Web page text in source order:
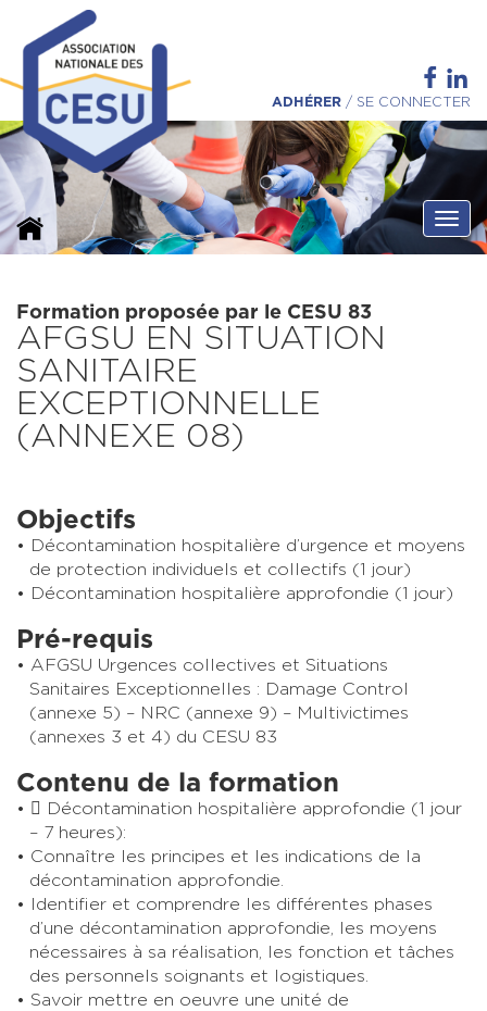
ADHÉRER / SE CONNECTER
Formation proposée par le CESU 83
AFGSU EN SITUATION
SANITAIRE
EXCEPTIONNELLE
(ANNEXE 08)
Objectifs
Décontamination hospitalière d’urgence et moyens
de protection individuels et collectifs (1 jour)
Décontamination hospitalière approfondie (1 jour)
Pré-requis
AFGSU Urgences collectives et Situations
Sanitaires Exceptionnelles : Damage Control
(annexe 5) – NRC (annexe 9) – Multivictimes
(annexes 3 et 4) du CESU 83
Contenu de la formation
 Décontamination hospitalière approfondie (1 jour
– 7 heures):
Connaître les principes et les indications de la
décontamination approfondie.
Identifier et comprendre les différentes phases
d’une décontamination approfondie, les moyens
nécessaires à sa réalisation, les fonction et tâches
des personnels soignants et logistiques.
Savoir mettre en oeuvre une unité de